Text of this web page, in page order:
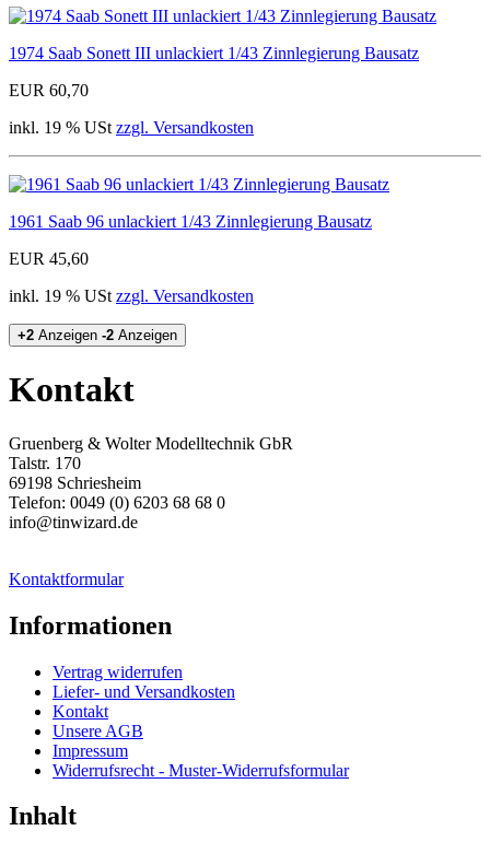
1974 Saab Sonett III unlackiert 1/43 Zinnlegierung Bausatz
EUR 60,70
inkl. 19 % USt zzgl. Versandkosten
1961 Saab 96 unlackiert 1/43 Zinnlegierung Bausatz
EUR 45,60
inkl. 19 % USt zzgl. Versandkosten
+2 Anzeigen -2 Anzeigen
Kontakt
Gruenberg & Wolter Modelltechnik GbR
Talstr. 170
69198 Schriesheim
Telefon: 0049 (0) 6203 68 68 0
info@tinwizard.de
Kontaktformular
Informationen
Vertrag widerrufen
Liefer- und Versandkosten
Kontakt
Unsere AGB
Impressum
Widerrufsrecht - Muster-Widerrufsformular
Inhalt